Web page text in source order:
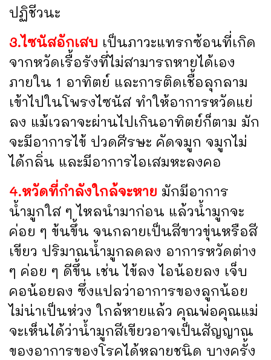
ปฏิชีวนะ
3.ไซนัสอักเสบ เป็นภาวะแทรกซ้อนที่เกิด
จากหวัดเรื้อรังที่ไม่สามารถหายได้เอง
ภายใน 1 อาทิตย์ และการติดเชื้อลุกลาม
เข้าไปในโพรงไซนัส ทำให้อาการหวัดแย่
ลง แม้เวลาจะผ่านไปเกินอาทิตย์ก็ตาม มัก
จะมีอาการไข้ ปวดศีรษะ คัดจมูก จมูกไม่
ได้กลิ่น และมีอาการไอเสมหะลงคอ
4.หวัดที่กำลังใกล้จะหาย มักมีอาการ
น้ำมูกใส ๆ ไหลนำมาก่อน แล้วน้ำมูกจะ
ค่อย ๆ ข้นขึ้น จนกลายเป็นสีขาวขุ่นหรือสี
เขียว ปริมาณน้ำมูกลดลง อาการหวัดต่าง
ๆ ค่อย ๆ ดีขึ้น เช่น ไข้ลง ไอน้อยลง เจ็บ
คอน้อยลง ซึ่งแปลว่าอาการของลูกน้อย
ไม่น่าเป็นห่วง ใกล้หายแล้ว คุณพ่อคุณแม่
จะเห็นได้ว่าน้ำมูกสีเขียวอาจเป็นสัญญาณ
ของอาการของโรคได้หลายชนิด บางครั้ง